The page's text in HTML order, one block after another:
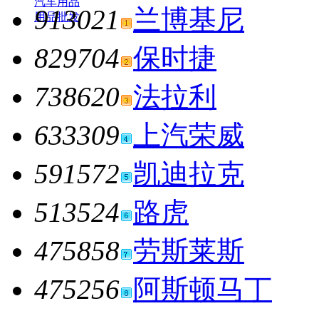
用品批发
913021
兰博基尼
829704 保时捷
738620 法拉利
633309
上汽荣威
591572 凯迪拉克
513524 路虎
475858 劳斯莱斯
475256 阿斯顿马丁